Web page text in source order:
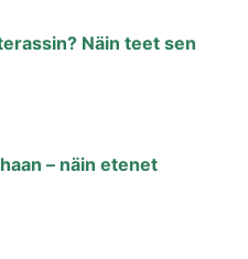
Näin teet sen
– näin etenet